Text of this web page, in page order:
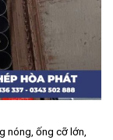
nóng, ống cỡ lớn,